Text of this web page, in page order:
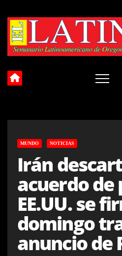
content
MUNDO NOTICIAS
Irán
acuerdo de
EE.UU. se
domingo
anuncio de